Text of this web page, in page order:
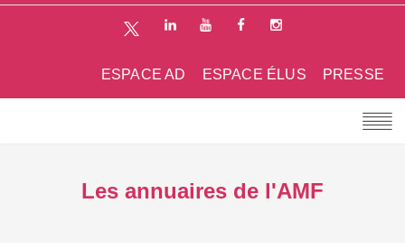
PRESSE
ESPACE ÉLUS
ESPACE AD
Les annuaires de l'AMF